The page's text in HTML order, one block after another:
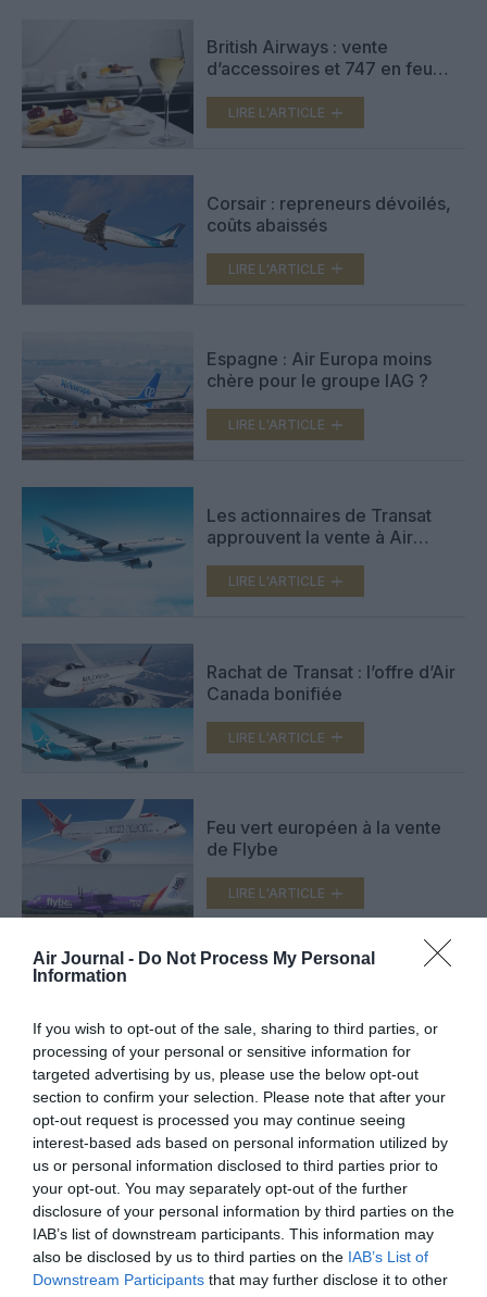
Air Journal - Do Not Process My Personal
Information
If you wish to opt-out of the sale, sharing to third parties, or
processing of your personal or sensitive information for
targeted advertising by us, please use the below opt-out
section to confirm your selection. Please note that after your
opt-out request is processed you may continue seeing
interest-based ads based on personal information utilized by
us or personal information disclosed to third parties prior to
your opt-out. You may separately opt-out of the further
disclosure of your personal information by third parties on the
IAB’s list of downstream participants. This information may
also be disclosed by us to third parties on the IAB’s List of
Downstream Participants that may further disclose it to other
British Airways : vente
d’accessoires et 747 en feu
LIRE L'ARTICLE
Corsair : repreneurs dévoilés,
coûts abaissés
LIRE L'ARTICLE
Espagne : Air Europa moins
chère pour le groupe IAG ?
LIRE L'ARTICLE
Les actionnaires de Transat
approuvent la vente à Air
LIRE L'ARTICLE
Rachat de Transat : l’offre d’Air
Canada bonifiée
LIRE L'ARTICLE
Feu vert européen à la vente
de Flybe
LIRE L'ARTICLE
LIRE L'ARTICLE
VOIR PLUS D'ARTICLES
FAIRE UN DON